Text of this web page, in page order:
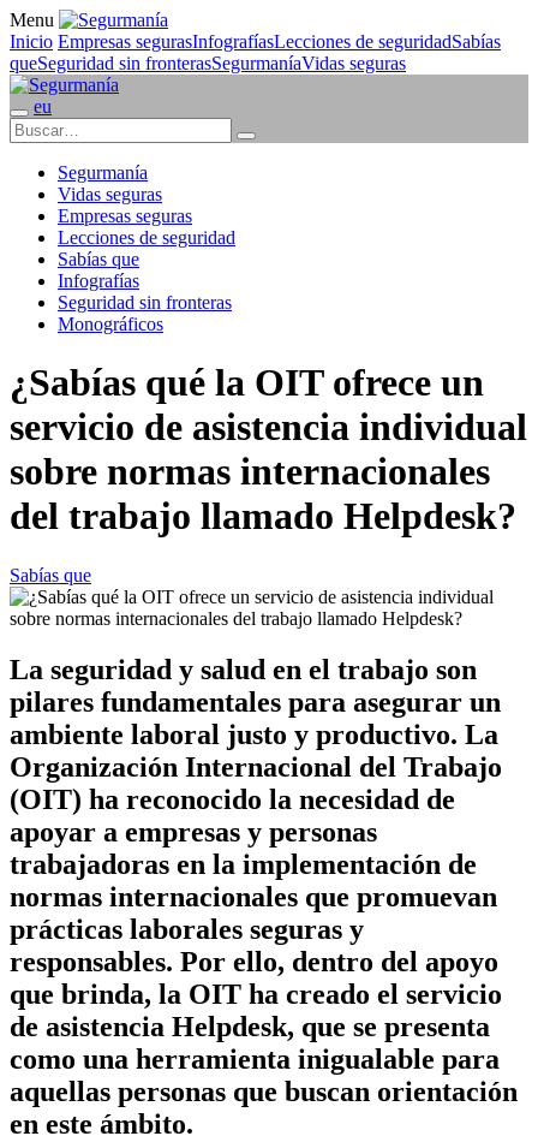
Menu
Inicio Empresas segurasInfografíasLecciones de seguridadSabías
queSeguridad sin fronterasSegurmaníaVidas seguras
eu
Segurmanía
Vidas seguras
Empresas seguras
Lecciones de seguridad
Sabías que
Infografías
Seguridad sin fronteras
Monográficos
¿Sabías qué la OIT ofrece un
servicio de asistencia individual
sobre normas internacionales
del trabajo llamado Helpdesk?
Sabías que
La seguridad y salud en el trabajo son
pilares fundamentales para asegurar un
ambiente laboral justo y productivo. La
Organización Internacional del Trabajo
(OIT) ha reconocido la necesidad de
apoyar a empresas y personas
trabajadoras en la implementación de
normas internacionales que promuevan
prácticas laborales seguras y
responsables. Por ello, dentro del apoyo
que brinda, la OIT ha creado el servicio
de asistencia Helpdesk, que se presenta
como una herramienta inigualable para
aquellas personas que buscan orientación
en este ámbito.